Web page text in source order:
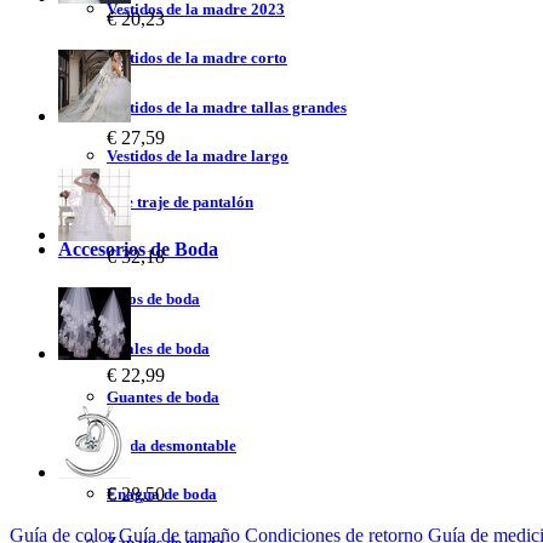
Vestidos de la madre 2023
Vestidos de la madre corto
Vestidos de la madre tallas grandes
Vestidos de la madre largo
Vestidos de traje de pantalón
Accesorios de Boda
Velos de boda
Chales de boda
Guantes de boda
Falda desmontable
Enagua de boda
€ 20,23
€ 27,59
€ 32,18
€ 22,99
€ 28,50
Guía de color Guía de tamaño Condiciones de retorno Guía de